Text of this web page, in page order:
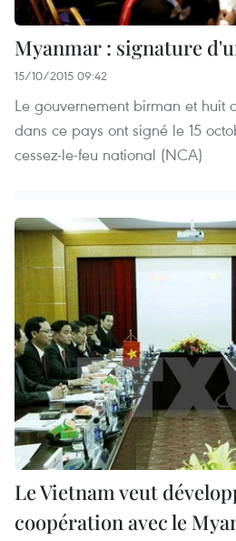
Myanmar : signature
15/10/2015 09:42
Le gouvernement birman et huit
dans ce pays ont signé le 15
cessez-le-feu national (NCA)
Le Vietnam veut
coopération avec le